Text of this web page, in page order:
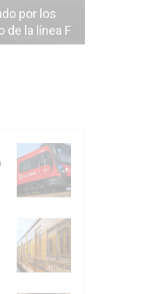
por los
de la línea F